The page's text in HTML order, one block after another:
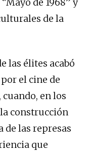
de la
las élites acabó
el cine de
en los
la construcción
de las represas
que